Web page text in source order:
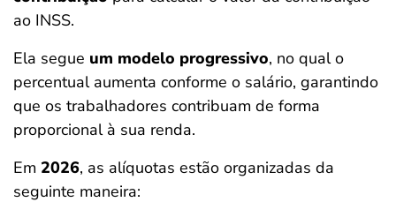
ao INSS.
Ela segue um modelo progressivo, no qual o
percentual aumenta conforme o salário, garantindo
que os trabalhadores contribuam de forma
proporcional à sua renda.
Em 2026, as alíquotas estão organizadas da
seguinte maneira: